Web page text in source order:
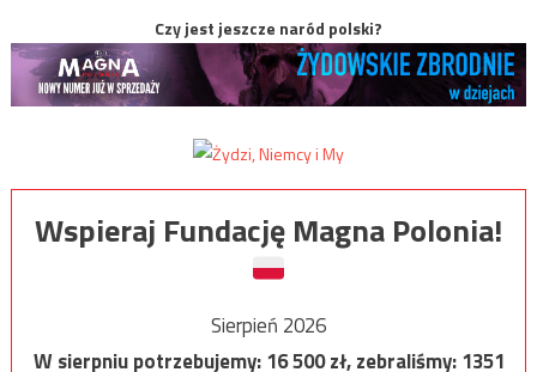
Czy jest jeszcze naród polski?
Wspieraj Fundację Magna Polonia!
Sierpień 2026
W sierpniu potrzebujemy:16 500zł, zebraliśmy:1351